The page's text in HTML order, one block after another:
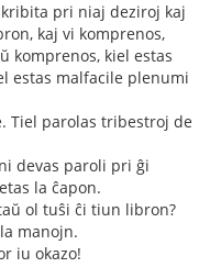
pri niaj deziroj kaj
kaj vi komprenos,
komprenos, kiel estas
estas malfacile plenumi
Tiel parolas tribestroj de
devas paroli pri ĝi
la ĉapon.
ol tuŝi ĉi tiun libron?
manojn.
iu okazo!